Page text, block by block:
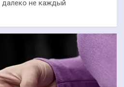
далеко не каждый